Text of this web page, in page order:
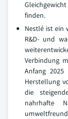
finden.
Nestlé ist ein
R&D- und
Verbindung
Anfang
Herstellung
die
nahrhafte